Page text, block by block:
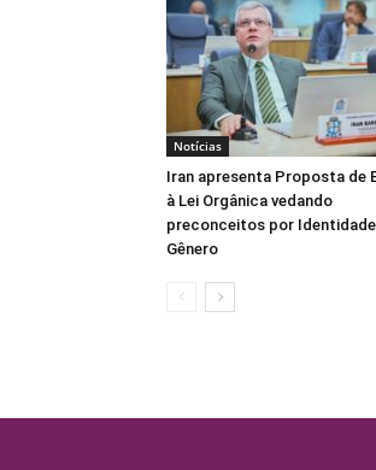
Notícias
Iran apresenta Proposta de
à Lei Orgânica vedando
preconceitos por
Gênero